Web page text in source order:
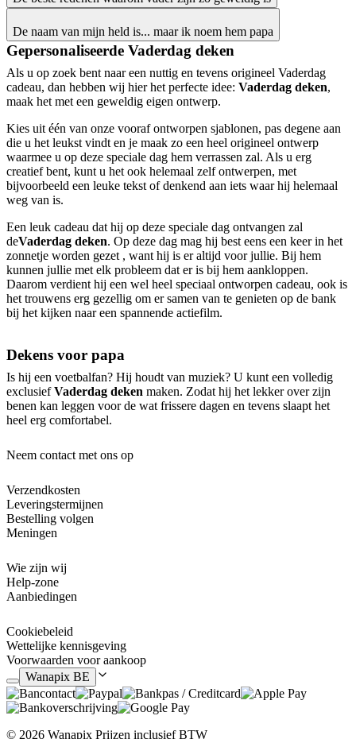
De naam van mijn held is... maar ik noem hem papa
Gepersonaliseerde Vaderdag deken
Als u op zoek bent naar een nuttig en tevens origineel Vaderdag
cadeau, dan hebben wij hier het perfecte idee: Vaderdag deken,
maak het met een geweldig eigen ontwerp.
Kies uit één van onze vooraf ontworpen sjablonen, pas degene aan
die u het leukst vindt en je maak zo een heel origineel ontwerp
waarmee u op deze speciale dag hem verrassen zal. Als u erg
creatief bent, kunt u het ook helemaal zelf ontwerpen, met
bijvoorbeeld een leuke tekst of denkend aan iets waar hij helemaal
weg van is.
Een leuk cadeau dat hij op deze speciale dag ontvangen zal
deVaderdag deken. Op deze dag mag hij best eens een keer in het
zonnetje worden gezet , want hij is er altijd voor jullie. Bij hem
kunnen jullie met elk probleem dat er is bij hem aankloppen.
Daarom verdient hij een wel heel speciaal ontworpen cadeau, ook is
het trouwens erg gezellig om er samen van te genieten op de bank
bij het kijken naar een spannende actiefilm.
Dekens voor papa
Is hij een voetbalfan? Hij houdt van muziek? U kunt een volledig
exclusiefVaderdag deken maken. Zodat hij het lekker over zijn
benen kan leggen voor de wat frissere dagen en tevens slaapt het
heel erg comfortabel.
Neem contact met ons op
Verzendkosten
Leveringstermijnen
Bestelling volgen
Meningen
Wie zijn wij
Help-zone
Aanbiedingen
Cookiebeleid
Wettelijke kennisgeving
Voorwaarden voor aankoop
Wanapix BE
© 2026 Wanapix Prijzen inclusief BTW